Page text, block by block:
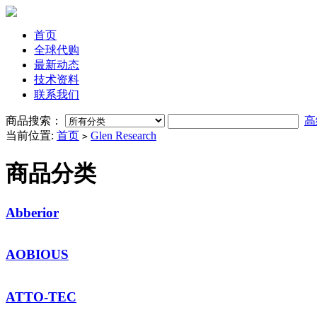
首页
全球代购
最新动态
技术资料
联系我们
商品搜索：
当前位置: 首页 > Glen Research
商品分类
Abberior
AOBIOUS
ATTO-TEC